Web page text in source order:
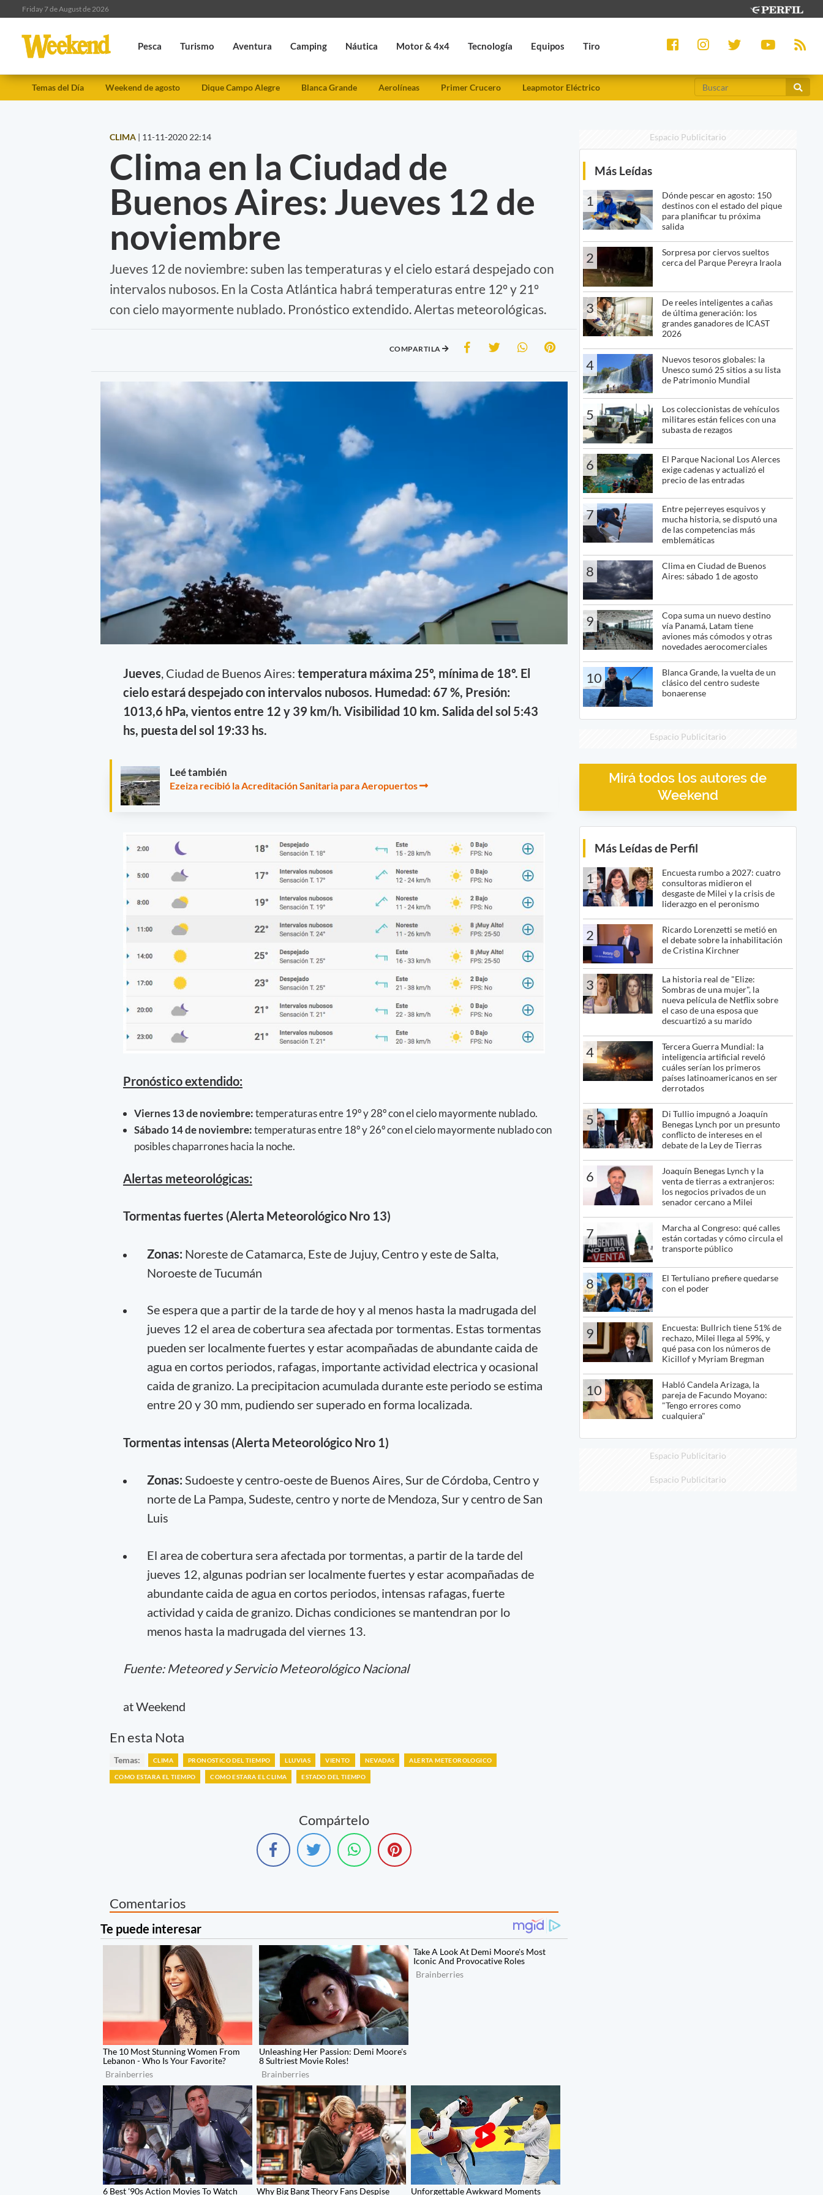
Friday 7 de August de 2026
Pesca Turismo Aventura Camping Náutica Motor & 4x4 Tecnología Equipos Tiro
Temas del Día Weekend de agosto Dique Campo Alegre Blanca Grande Aerolíneas Primer Crucero Leapmotor Eléctrico
CLIMA | 11-11-2020 22:14
Clima en la Ciudad de
Buenos Aires: Jueves 12 de
noviembre
Jueves 12 de noviembre: suben las temperaturas y el cielo estará despejado con
intervalos nubosos. En la Costa Atlántica habrá temperaturas entre 12º y 21º
con cielo mayormente nublado. Pronóstico extendido. Alertas meteorológicas.
COMPARTILA
Jueves , Ciudad de Buenos Aires: temperatura máxima 25º, mínima de 18º. El
cielo estará despejado con intervalos nubosos. Humedad: 67 %, Presión:
1013,6 hPa, vientos entre 12 y 39 km/h. Visibilidad 10 km. Salida del sol 5:43
hs, puesta del sol 19:33 hs.
Leé también
Ezeiza recibió la Acreditación Sanitaria para Aeropuertos
Pronóstico extendido:
Viernes 13 de noviembre:temperaturas entre 19º y 28º con el cielo mayormente nublado.
Sábado 14 de noviembre:temperaturas entre 18º y 26º con el cielo mayormente nublado con
posibles chaparrones hacia la noche.
Alertas meteorológicas:
Tormentas fuertes (Alerta Meteorológico Nro 13)
Zonas: Noreste de Catamarca, Este de Jujuy, Centro y este de Salta,
Noroeste de Tucumán
Se espera que a partir de la tarde de hoy y al menos hasta la madrugada del
jueves 12 el area de cobertura sea afectada por tormentas. Estas tormentas
pueden ser localmente fuertes y estar acompañadas de abundante caida de
agua en cortos periodos, rafagas, importante actividad electrica y ocasional
caida de granizo. La precipitacion acumulada durante este periodo se estima
entre 20 y 30 mm, pudiendo ser superado en forma localizada.
Tormentas intensas (Alerta Meteorológico Nro 1)
Zonas: Sudoeste y centro-oeste de Buenos Aires, Sur de Córdoba, Centro y
norte de La Pampa, Sudeste, centro y norte de Mendoza, Sur y centro de San
Luis
El area de cobertura sera afectada por tormentas, a partir de la tarde del
jueves 12, algunas podrian ser localmente fuertes y estar acompañadas de
abundante caida de agua en cortos periodos, intensas rafagas, fuerte
actividad y caida de granizo. Dichas condiciones se mantendran por lo
menos hasta la madrugada del viernes 13.
Fuente: Meteored y Servicio Meteorológico Nacional
at Weekend
En esta Nota
Temas: CLIMA PRONOSTICO DEL TIEMPO LLUVIAS VIENTO NEVADAS ALERTA METEOROLOGICO
COMO ESTARA EL TIEMPO COMO ESTARA EL CLIMA ESTADO DEL TIEMPO
Compártelo
Comentarios
Espacio Publicitario
Más Leídas
1
Dónde pescar en agosto: 150
destinos con el estado del pique
para planificar tu próxima
salida
2
Sorpresa por ciervos sueltos
cerca del Parque Pereyra Iraola
3
De reeles inteligentes a cañas
de última generación: los
grandes ganadores de ICAST
2026
4
Nuevos tesoros globales: la
Unesco sumó 25 sitios a su lista
de Patrimonio Mundial
5
Los coleccionistas de vehículos
militares están felices con una
subasta de rezagos
6
El Parque Nacional Los Alerces
exige cadenas y actualizó el
precio de las entradas
7
Entre pejerreyes esquivos y
mucha historia, se disputó una
de las competencias más
emblemáticas
8
Clima en Ciudad de Buenos
Aires: sábado 1 de agosto
9
Copa suma un nuevo destino
vía Panamá, Latam tiene
aviones más cómodos y otras
novedades aerocomerciales
10
Blanca Grande, la vuelta de un
clásico del centro sudeste
bonaerense
Espacio Publicitario
Mirá todos los autores de
Weekend
Más Leídas de Perfil
1
Encuesta rumbo a 2027: cuatro
consultoras midieron el
desgaste de Milei y la crisis de
liderazgo en el peronismo
2
Ricardo Lorenzetti se metió en
el debate sobre la inhabilitación
de Cristina Kirchner
3
La historia real de "Elize:
Sombras de una mujer", la
nueva película de Netflix sobre
el caso de una esposa que
descuartizó a su marido
4
Tercera Guerra Mundial: la
inteligencia artificial reveló
cuáles serían los primeros
países latinoamericanos en ser
derrotados
5
Di Tullio impugnó a Joaquín
Benegas Lynch por un presunto
conflicto de intereses en el
debate de la Ley de Tierras
6
Joaquín Benegas Lynch y la
venta de tierras a extranjeros:
los negocios privados de un
senador cercano a Milei
7
Marcha al Congreso: qué calles
están cortadas y cómo circula el
transporte público
8
El Tertuliano prefiere quedarse
con el poder
9
Encuesta: Bullrich tiene 51% de
rechazo, Milei llega al 59%, y
qué pasa con los números de
Kicillof y Myriam Bregman
10
Habló Candela Arizaga, la
pareja de Facundo Moyano:
"Tengo errores como
cualquiera"
Espacio Publicitario
Espacio Publicitario